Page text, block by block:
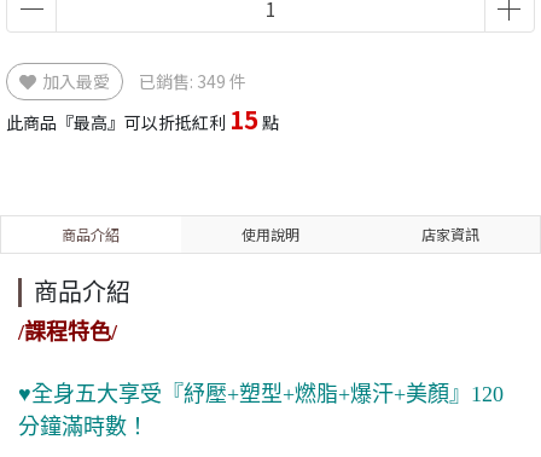
加入最愛
已銷售: 349 件
此商品『最高』可以折抵紅利 15點
商品介紹 使用說明 店家資訊
商品介紹
/課程特色/
♥全身五大享受『紓壓+塑型+燃脂+爆汗+美顏』120
分鐘滿時數！